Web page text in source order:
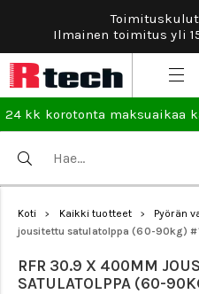
Ilmainen toimitus yli
24 kk korotonta maksuaikaa
Koti > Kaikki tuotteet > Pyörän
jousitettu satulatolppa (60-90kg)
RFR 30.9 X 400MM
SATULATOLPPA (60-